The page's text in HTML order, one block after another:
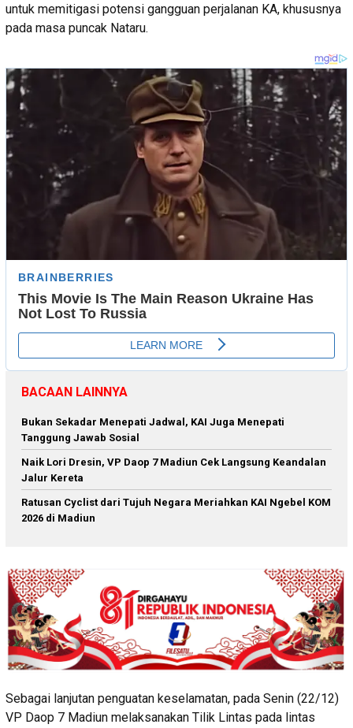
untuk memitigasi potensi gangguan perjalanan KA, khususnya
pada masa puncak Nataru.
BACAAN LAINNYA
Bukan Sekadar Menepati Jadwal, KAI Juga Menepati
Tanggung Jawab Sosial
Naik Lori Dresin, VP Daop 7 Madiun Cek Langsung Keandalan
Jalur Kereta
Ratusan Cyclist dari Tujuh Negara Meriahkan KAI Ngebel KOM
2026 di Madiun
Sebagai lanjutan penguatan keselamatan, pada Senin (22/12)
VP Daop 7 Madiun melaksanakan Tilik Lintas pada lintas